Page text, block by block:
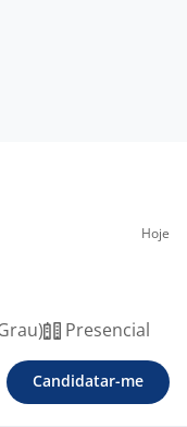
Hoje
Presencial
Candidatar-me